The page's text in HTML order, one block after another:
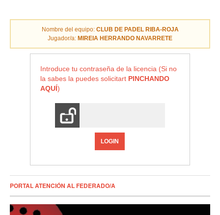
Nombre del equipo: CLUB DE PADEL RIBA-ROJA
Jugador/a: MIREIA HERRANDO NAVARRETE
Introduce tu contraseña de la licencia (Si no
la sabes la puedes solicitart PINCHANDO
AQUÍ)
LOGIN
PORTAL ATENCIÓN AL FEDERADO/A